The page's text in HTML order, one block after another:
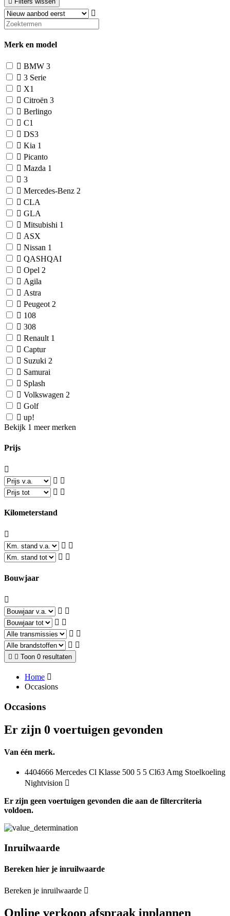
Merk en model
BMW 3
3 Serie
X1
Citroën 3
Berlingo
C1
DS3
Kia 1
Picanto
Mazda 1
3
Mercedes-Benz 2
CLA
GLA
Mitsubishi 1
ASX
Nissan 1
QASHQAI
Opel 2
Agila
Astra
Peugeot 2
108
308
Renault 1
Captur
Suzuki 2
Samurai
Splash
Volkswagen 2
Golf
up!
Bekijk 1 meer merken
Prijs
Kilometerstand
Bouwjaar
Toon 0 resultaten
Home
Occasions
Occasions
Er zijn 0 voertuigen gevonden
Van één merk.
4404666 Mercedes Cl Klasse 500 5 5 Cl63 Amg Stoelkoeling
Nightvision
Er zijn geen voertuigen gevonden die aan de filtercriteria
voldoen.
Inruilwaarde
Bereken hier je inruilwaarde
Bereken je inruilwaarde
Online verkoop afspraak inplannen